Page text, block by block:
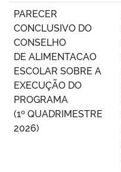
PARECER
CONCLUSIVO DO
CONSELHO
DE ALIMENTACAO
ESCOLAR SOBRE A
EXECUÇÃO DO
PROGRAMA
(1º QUADRIMESTRE
2026)